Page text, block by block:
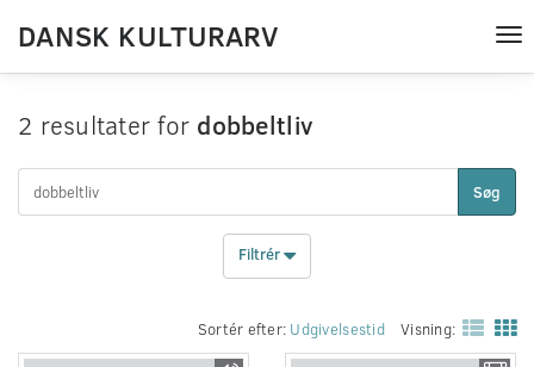
DANSK KULTURARV
2 resultater for dobbeltliv
Søg
Filtrér
Sortér efter: Udgivelsestid Visning: